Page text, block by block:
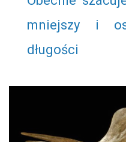
mniejszy i
długości